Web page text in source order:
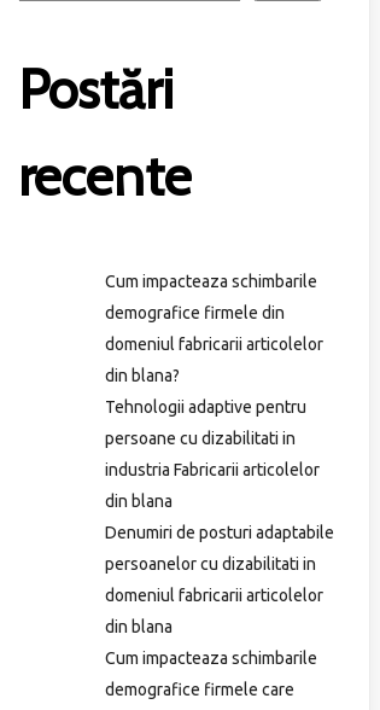
Postări
recente
Cum impacteaza schimbarile
demografice firmele din
domeniul fabricarii articolelor
din blana?
Tehnologii adaptive pentru
persoane cu dizabilitati in
industria Fabricarii articolelor
din blana
Denumiri de posturi adaptabile
persoanelor cu dizabilitati in
domeniul fabricarii articolelor
din blana
Cum impacteaza schimbarile
demografice firmele care